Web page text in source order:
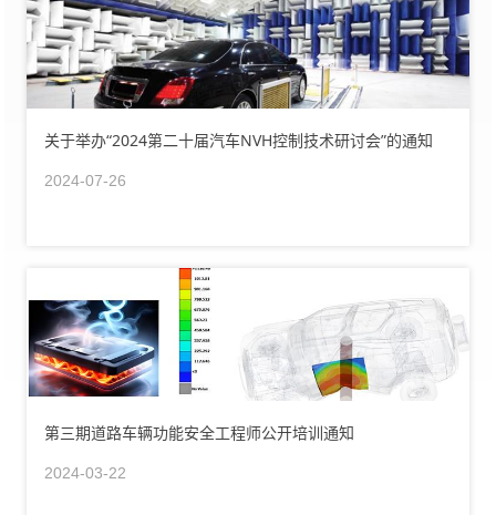
关于举办“2024第二十届汽车NVH控制技术研讨会”的通知
2024-07-26
第三期道路车辆功能安全工程师公开培训通知
2024-03-22